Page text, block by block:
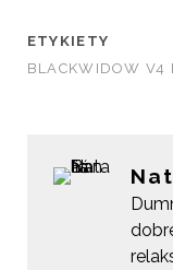
ETYKIETY
BLACKWIDOW V4